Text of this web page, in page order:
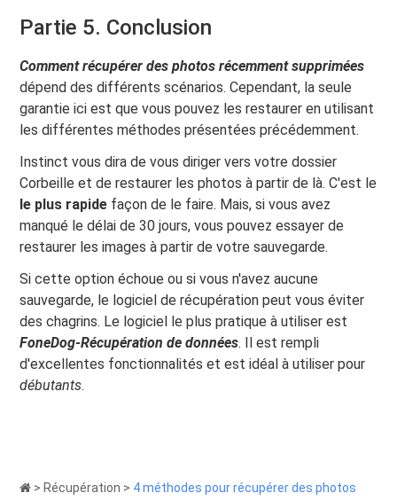
Partie 5. Conclusion
Comment récupérer des photos récemment supprimées
dépend des différents scénarios. Cependant, la seule
garantie ici est que vous pouvez les restaurer en utilisant
les différentes méthodes présentées précédemment.
Instinct vous dira de vous diriger vers votre dossier
Corbeille et de restaurer les photos à partir de là. C'est le
le plus rapide façon de le faire. Mais, si vous avez
manqué le délai de 30 jours, vous pouvez essayer de
restaurer les images à partir de votre sauvegarde.
Si cette option échoue ou si vous n'avez aucune
sauvegarde, le logiciel de récupération peut vous éviter
des chagrins. Le logiciel le plus pratique à utiliser est
FoneDog-Récupération de données. Il est rempli
d'excellentes fonctionnalités et est idéal à utiliser pour
débutants.
> Récupération > 4 méthodes pour récupérer des photos